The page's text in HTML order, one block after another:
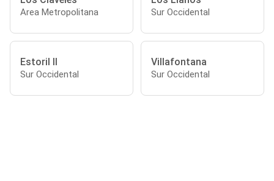
Area Metropolitana Sur Occidental
Estoril II
Sur Occidental
Villafontana
Sur Occidental